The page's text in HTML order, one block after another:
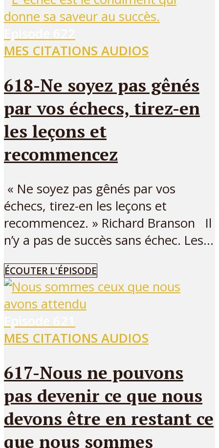
MES CITATIONS AUDIOS
618-Ne soyez pas gênés
par vos échecs, tirez-en
les leçons et
recommencez
« Ne soyez pas gênés par vos
échecs, tirez-en les leçons et
recommencez. » Richard Branson Il
n’y a pas de succès sans échec. Les...
ÉCOUTER L'ÉPISODE
MES CITATIONS AUDIOS
617-Nous ne pouvons
pas devenir ce que nous
devons être en restant ce
que nous sommes